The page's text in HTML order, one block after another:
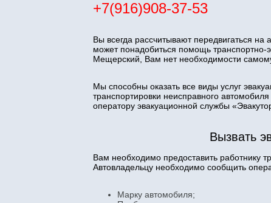
+7(916)908-37-53
Вы всегда рассчитывают передвигаться
может понадобиться помощь транспортно-
Мещерский, Вам нет необходимости
Мы способны оказать все виды услуг
транспортировки неисправного
оператору эвакуационной службы
Вызвать
Вам необходимо предоставить работнику
Автовладельцу необходимо сообщить
Марку автомобиля;